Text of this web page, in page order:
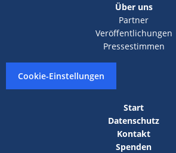
Über uns
Partner
Veröffentlichungen
Pressestimmen
Cookie-Einstellungen
Start
Datenschutz
Kontakt
Spenden